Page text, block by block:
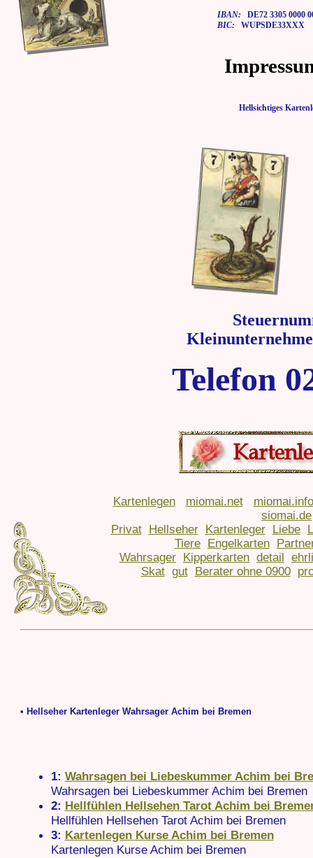
IBAN: DE72 3305 0000
BIC: WUPSDE33XXX
Hellsichtiges
Telefon
Kartenlegen miomai.net
miomai.info
siomai.de
Privat
Hellseher Kartenleger Liebe
Tiere
Engelkarten
Wahrsager
Kipperkarten detail
Skat gut Berater ohne 0900
• Hellseher Kartenleger Wahrsager Achim bei Bremen
1: Wahrsagen bei Liebeskummer Achim bei
Wahrsagen bei Liebeskummer Achim bei Bremen
2: Hellfühlen Hellsehen Tarot Achim bei
Hellfühlen Hellsehen Tarot Achim bei Bremen
3: Kartenlegen Kurse Achim bei Bremen
Kartenlegen Kurse Achim bei Bremen